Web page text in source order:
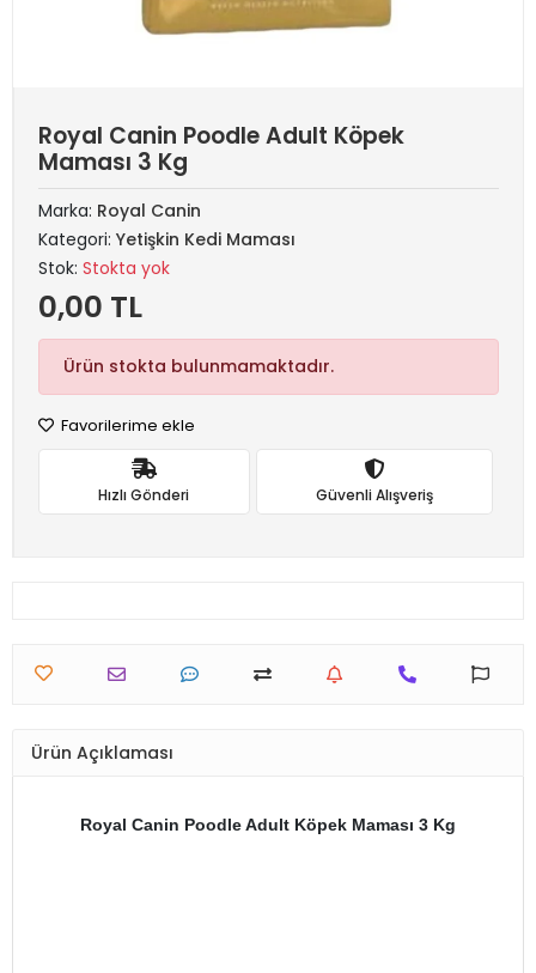
Royal Canin Poodle Adult Köpek
Maması 3 Kg
Marka: Royal Canin
Kategori: Yetişkin Kedi Maması
Stok: Stokta yok
0,00 TL
Ürün stokta bulunmamaktadır.
Favorilerime ekle
Hızlı Gönderi Güvenli Alışveriş
Ürün Açıklaması
Royal Canin Poodle Adult Köpek Maması 3 Kg